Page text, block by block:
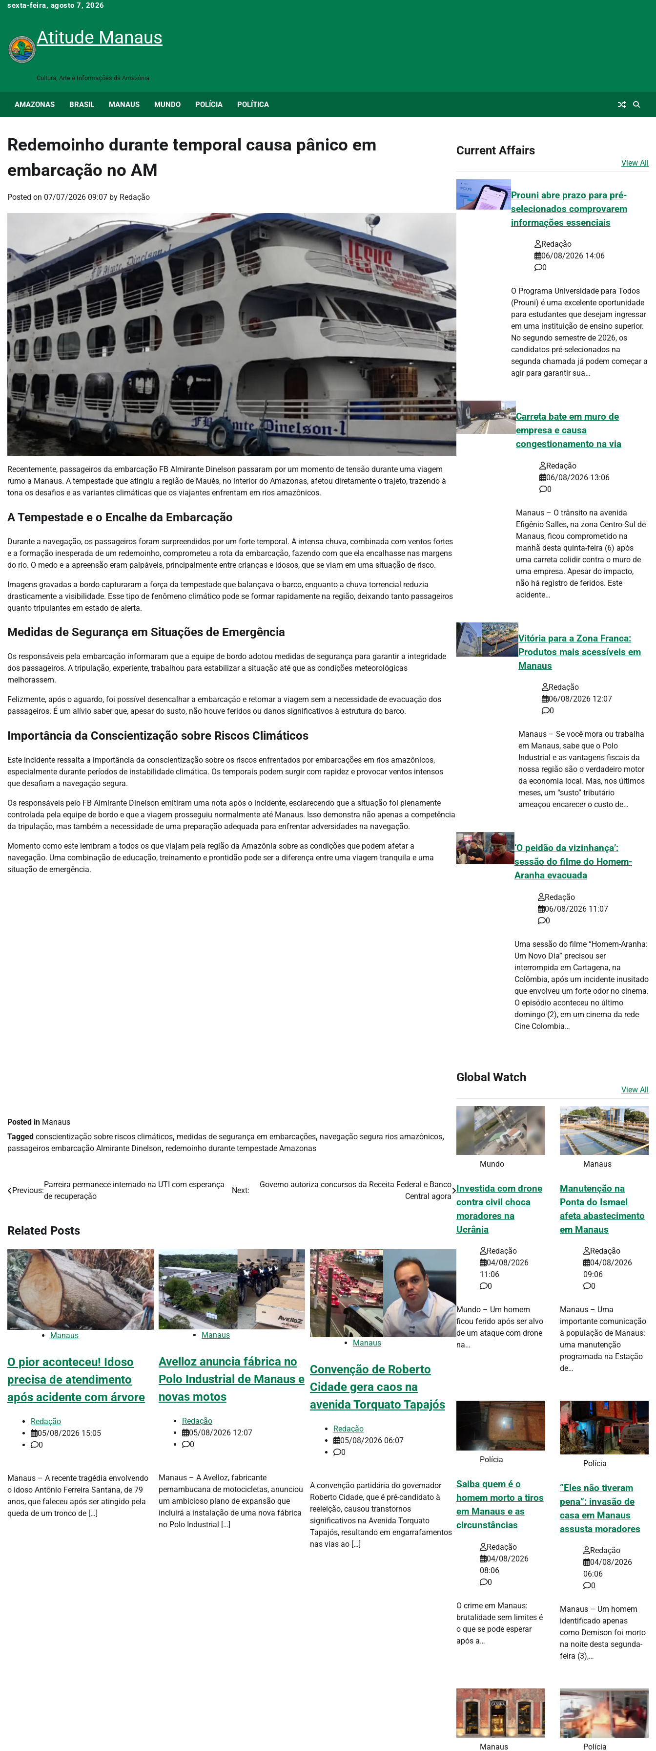
Skipsexta-feira, agosto 7, 2026
Atitude Manaus
Cultura, Arte e Informações da Amazônia
AMAZONAS BRASIL MANAUS MUNDO POLÍCIA POLÍTICA
Redemoinho durante temporal causa pânico em
embarcação no AM
Posted on 07/07/2026 09:07 by Redação
Recentemente, passageiros da embarcação FB Almirante Dinelson passaram por um momento de tensão durante uma viagem
rumo a Manaus. A tempestade que atingiu a região de Maués, no interior do Amazonas, afetou diretamente o trajeto, trazendo à
tona os desafios e as variantes climáticas que os viajantes enfrentam em rios amazônicos.
A Tempestade e o Encalhe da Embarcação
Durante a navegação, os passageiros foram surpreendidos por um forte temporal. A intensa chuva, combinada com ventos fortes
e a formação inesperada de um redemoinho, comprometeu a rota da embarcação, fazendo com que ela encalhasse nas margens
do rio. O medo e a apreensão eram palpáveis, principalmente entre crianças e idosos, que se viam em uma situação de risco.
Imagens gravadas a bordo capturaram a força da tempestade que balançava o barco, enquanto a chuva torrencial reduzia
drasticamente a visibilidade. Esse tipo de fenômeno climático pode se formar rapidamente na região, deixando tanto passageiros
quanto tripulantes em estado de alerta.
Medidas de Segurança em Situações de Emergência
Os responsáveis pela embarcação informaram que a equipe de bordo adotou medidas de segurança para garantir a integridade
dos passageiros. A tripulação, experiente, trabalhou para estabilizar a situação até que as condições meteorológicas
melhorassem.
Felizmente, após o aguardo, foi possível desencalhar a embarcação e retomar a viagem sem a necessidade de evacuação dos
passageiros. É um alívio saber que, apesar do susto, não houve feridos ou danos significativos à estrutura do barco.
Importância da Conscientização sobre Riscos Climáticos
Este incidente ressalta a importância da conscientização sobre os riscos enfrentados por embarcações em rios amazônicos,
especialmente durante períodos de instabilidade climática. Os temporais podem surgir com rapidez e provocar ventos intensos
que desafiam a navegação segura.
Os responsáveis pelo FB Almirante Dinelson emitiram uma nota após o incidente, esclarecendo que a situação foi plenamente
controlada pela equipe de bordo e que a viagem prosseguiu normalmente até Manaus. Isso demonstra não apenas a competência
da tripulação, mas também a necessidade de uma preparação adequada para enfrentar adversidades na navegação.
Momento como este lembram a todos os que viajam pela região da Amazônia sobre as condições que podem afetar a
navegação. Uma combinação de educação, treinamento e prontidão pode ser a diferença entre uma viagem tranquila e uma
situação de emergência.
Posted in Manaus
Tagged conscientização sobre riscos climáticos, medidas de segurança em embarcações, navegação segura rios amazônicos,
passageiros embarcação Almirante Dinelson, redemoinho durante tempestade Amazonas
Navegação
Post
Previous:
Parreira permanece internado na UTI com esperança
de recuperação
Next:
Governo autoriza concursos da Receita Federal e Banco
Central agora
Related Posts
Manaus
O pior aconteceu! Idoso
precisa de atendimento
após acidente com árvore
Redação
05/08/2026 15:05
0
Manaus – A recente tragédia envolvendo
o idoso Antônio Ferreira Santana, de 79
anos, que faleceu após ser atingido pela
queda de um tronco de […]
Manaus
Avelloz anuncia fábrica no
Polo Industrial de Manaus e
novas motos
Redação
05/08/2026 12:07
0
Manaus – A Avelloz, fabricante
pernambucana de motocicletas, anunciou
um ambicioso plano de expansão que
incluirá a instalação de uma nova fábrica
no Polo Industrial […]
Manaus
Convenção de Roberto
Cidade gera caos na
avenida Torquato Tapajós
Redação
05/08/2026 06:07
0
A convenção partidária do governador
Roberto Cidade, que é pré-candidato à
reeleição, causou transtornos
significativos na Avenida Torquato
Tapajós, resultando em engarrafamentos
nas vias ao […]
Current Affairs
View All
Prouni abre prazo para pré-
selecionados comprovarem
informações essenciais
Redação
06/08/2026 14:06
0
O Programa Universidade para Todos
(Prouni) é uma excelente oportunidade
para estudantes que desejam ingressar
em uma instituição de ensino superior.
No segundo semestre de 2026, os
candidatos pré-selecionados na
segunda chamada já podem começar a
agir para garantir sua…
Carreta bate em muro de
empresa e causa
congestionamento na via
Redação
06/08/2026 13:06
0
Manaus – O trânsito na avenida
Efigênio Salles, na zona Centro-Sul de
Manaus, ficou comprometido na
manhã desta quinta-feira (6) após
uma carreta colidir contra o muro de
uma empresa. Apesar do impacto,
não há registro de feridos. Este
acidente…
Vitória para a Zona Franca:
Produtos mais acessíveis em
Manaus
Redação
06/08/2026 12:07
0
Manaus – Se você mora ou trabalha
em Manaus, sabe que o Polo
Industrial e as vantagens fiscais da
nossa região são o verdadeiro motor
da economia local. Mas, nos últimos
meses, um “susto” tributário
ameaçou encarecer o custo de…
‘O peidão da vizinhança’:
sessão do filme do Homem-
Aranha evacuada
Redação
06/08/2026 11:07
0
Uma sessão do filme “Homem-Aranha:
Um Novo Dia” precisou ser
interrompida em Cartagena, na
Colômbia, após um incidente inusitado
que envolveu um forte odor no cinema.
O episódio aconteceu no último
domingo (2), em um cinema da rede
Cine Colombia…
Global Watch
View All
Mundo
Investida com drone
contra civil choca
moradores na
Ucrânia
Redação
04/08/2026
11:06
0
Mundo – Um homem
ficou ferido após ser alvo
de um ataque com drone
na…
Manaus
Manutenção na
Ponta do Ismael
afeta abastecimento
em Manaus
Redação
04/08/2026
09:06
0
Manaus – Uma
importante comunicação
à população de Manaus:
uma manutenção
programada na Estação
de…
Polícia
Saiba quem é o
homem morto a tiros
em Manaus e as
circunstâncias
Redação
04/08/2026
08:06
0
O crime em Manaus:
brutalidade sem limites é
o que se pode esperar
após a…
Polícia
“Eles não tiveram
pena”: invasão de
casa em Manaus
assusta moradores
Redação
04/08/2026
06:06
0
Manaus – Um homem
identificado apenas
como Demison foi morto
na noite desta segunda-
feira (3),…
Manaus Polícia